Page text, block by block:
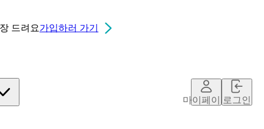
드려요가입하러 가기
마이페이지로그인